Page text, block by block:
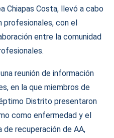
Chiapas Costa, llevó a cabo
profesionales, con el
entre la comunidad
reunión de información
en la que miembros de
Distrito presentaron
como enfermedad y el
recuperación de AA,